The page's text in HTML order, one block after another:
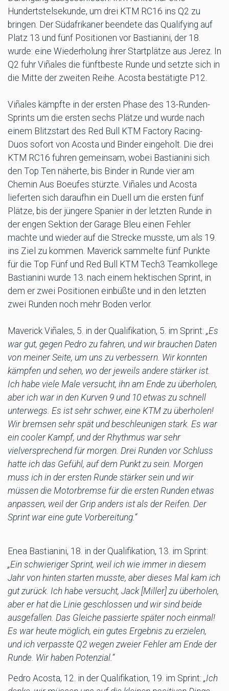
Hundertstelsekunde, um drei KTM RC16 ins Q2 zu
bringen. Der Südafrikaner beendete das Qualifying auf
Platz 13 und fünf Positionen vor Bastianini, der 18.
wurde: eine Wiederholung ihrer Startplätze aus Jerez. In
Q2 fuhr Viñales die fünftbeste Runde und setzte sich in
die Mitte der zweiten Reihe. Acosta bestätigte P12.
Viñales kämpfte in der ersten Phase des 13-Runden-
Sprints um die ersten sechs Plätze und wurde nach
einem Blitzstart des Red Bull KTM Factory Racing-
Duos sofort von Acosta und Binder eingeholt. Die drei
KTM RC16 fuhren gemeinsam, wobei Bastianini sich
den Top Ten näherte, bis Binder in Runde vier am
Chemin Aus Boeufes stürzte. Viñales und Acosta
lieferten sich daraufhin ein Duell um die ersten fünf
Plätze, bis der jüngere Spanier in der letzten Runde in
der engen Sektion der Garage Bleu einen Fehler
machte und wieder auf die Strecke musste, um als 19.
ins Ziel zu kommen. Maverick sammelte fünf Punkte
für die Top Fünf und Red Bull KTM Tech3 Teamkollege
Bastianini wurde 13. nach einem hektischen Sprint, in
dem er zwei Positionen einbüßte und in den letzten
zwei Runden noch mehr Boden verlor.
Maverick Viñales, 5. in der Qualifikation, 5. im Sprint: „Es
war gut, gegen Pedro zu fahren, und wir brauchen Daten
von meiner Seite, um uns zu verbessern. Wir konnten
kämpfen und sehen, wo der jeweils andere stärker ist.
Ich habe viele Male versucht, ihn am Ende zu überholen,
aber ich war in den Kurven 9 und 10 etwas zu schnell
unterwegs. Es ist sehr schwer, eine KTM zu überholen!
Wir bremsen sehr spät und beschleunigen stark. Es war
ein cooler Kampf, und der Rhythmus war sehr
vielversprechend für morgen. Drei Runden vor Schluss
hatte ich das Gefühl, auf dem Punkt zu sein. Morgen
muss ich in der ersten Runde stärker sein und wir
müssen die Motorbremse für die ersten Runden etwas
anpassen, weil der Grip anders ist als der Reifen. Der
Sprint war eine gute Vorbereitung.“
Enea Bastianini, 18. in der Qualifikation, 13. im Sprint:
„Ein schwieriger Sprint, weil ich wie immer in diesem
Jahr von hinten starten musste, aber dieses Mal kam ich
gut zurück. Ich habe versucht, Jack [Miller] zu überholen,
aber er hat die Linie geschlossen und wir sind beide
ausgefallen. Das Gleiche passierte später noch einmal!
Es war heute möglich, ein gutes Ergebnis zu erzielen,
und ich verpasste Q2 wegen zweier Fehler am Ende der
Runde. Wir haben Potenzial.“
Pedro Acosta, 12. in der Qualifikation, 19. im Sprint: „Ich